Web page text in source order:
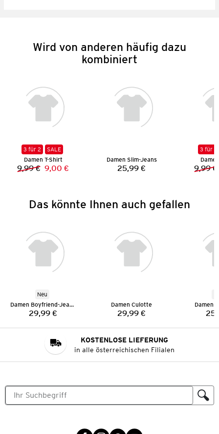
Wird von anderen häufig dazu
kombiniert
3 für 2
SALE
Damen T-Shirt
Vorheriger Preis:
9,99 € Neuer Preis:
9,00 €
Damen Slim-Jeans
Preis:
25,99 €
3 für 2
9,99 €
Das könnte Ihnen auch gefallen
Neu
Damen Boyfriend-Jeans
Preis:
29,99 €
Damen Culotte
Preis:
29,99 €
Damen
KOSTENLOSE LIEFERUNG
in alle österreichischen Filialen